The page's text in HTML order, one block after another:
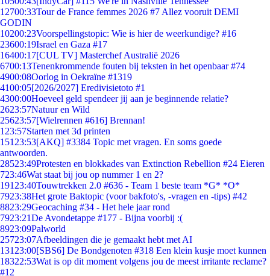
12700:33Tour de France femmes 2026 #7 Allez vooruit DEMI
GODIN
10200:23Voorspellingstopic: Wie is hier de weerkundige? #16
23600:19Israel en Gaza #17
16400:17[CUL TV] Masterchef Australië 2026
6700:13Tenenkrommende fouten bij teksten in het openbaar #74
4900:08Oorlog in Oekraïne #1319
4100:05[2026/2027] Eredivisietoto #1
4300:00Hoeveel geld spendeer jij aan je beginnende relatie?
2623:57Natuur en Wild
25623:57[Wielrennen #616] Brennan!
1 23:57Starten met 3d printen
151 23:53[AKQ] #3384 Topic met vragen. En soms goede
antwoorden.
28523:49Protesten en blokkades van Extinction Rebellion #24 Eieren
723:46Wat staat bij jou op nummer 1 en 2?
191 23:40Touwtrekken 2.0 #636 - Team 1 beste team *G* *O*
7923:38Het grote Baktopic (voor bakfoto's, -vragen en -tips) #42
8823:29Geocaching #34 - Het hele jaar rond
7923:21De Avondetappe #177 - Bijna voorbij :(
8923:09Palworld
25723:07Afbeeldingen die je gemaakt hebt met AI
131 23:00[SBS6] De Bondgenoten #318 Een klein kusje moet kunnen
18322:53Wat is op dit moment volgens jou de meest irritante reclame?
#12